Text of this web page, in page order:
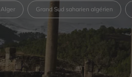
Alger Grand Sud saharien algérien